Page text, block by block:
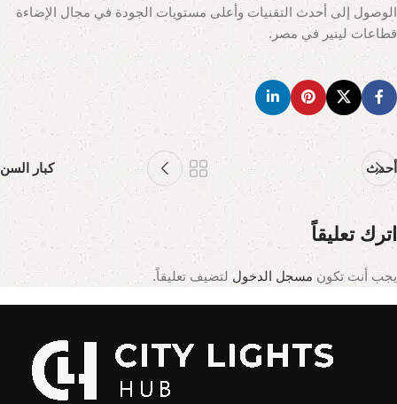
الوصول إلى أحدث التقنيات وأعلى مستويات الجودة في مجال الإضاءة
قطاعات لينير في مصر.
أحدث كبار السن
اترك تعليقاً
يجب أنت تكون مسجل الدخول لتضيف تعليقاً.